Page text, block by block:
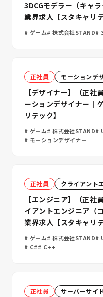
3DCGモデラー（キャ
業界求人【スタキャリテ
ゲーム 株式会社STAND
正社員 モーションデ
【デザイナー】（正社
ーションデザイナー｜
リテック】
ゲーム 株式会社STAND
モーションデザイナー
正社員 クライアント
【エンジニア】（正社
イアントエンジニア（
業界求人【スタキャリテ
ゲーム 株式会社STAND
C#
C++
正社員 サーバーサイ